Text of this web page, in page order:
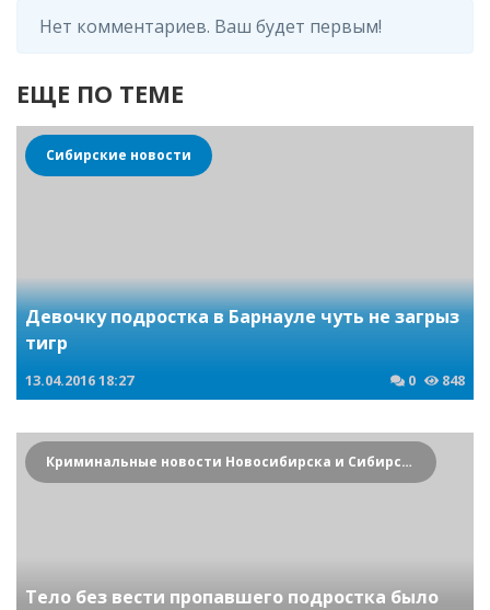
Нет комментариев. Ваш будет первым!
ЕЩЕ ПО ТЕМЕ
Сибирские новости
Девочку подростка в Барнауле чуть не загрыз
тигр
13.04.201618:27 0 848
Криминальные новости Новосибирска и Сибирского региона
Тело без вести пропавшего подростка было